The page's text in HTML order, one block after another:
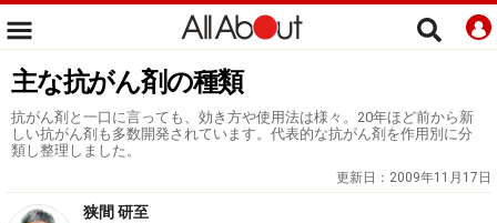
主な抗がん剤の種類
抗がん剤と一口に言っても、効き方や使用法は様々。20年ほど前から新
しい抗がん剤も多数開発されています。代表的な抗がん剤を作用別に分
類し整理しました。
更新日： 2009年11月17日
狭間 研至